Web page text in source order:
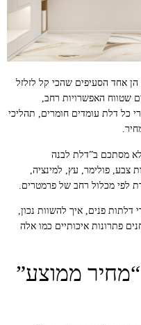
אחד הסעיפים שהכי קל לזלזל
שטווח האפשרויות רחב,
כל דלת עומדים חומרים, תהליכי
לא מסתכם ב”דלת לבנה
צבע, פולימר, עץ, למינציה,
לפי מכלול רחב של פרמטרים.
פנים, איך להשוות נכון,
פתרונות איכותיים כמו אלה
ממוצע”